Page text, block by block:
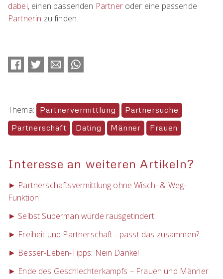
dabei, einen passenden Partneroder eine passende
Partnerin zu finden.
FacebookTwitterE-mail
Thema: Partnervermittlung
Partnersuche
Partnerschaft
Dating Männer Frauen
Interesse an weiteren Artikeln?
► Partnerschaftsvermittlung ohne Wisch- & Weg-
Funktion
► Selbst Superman würde rausgetindert
► Freiheit und Partnerschaft - passt das zusammen?
► Besser-Leben-Tipps: Nein Danke!
► Ende des Geschlechterkampfs – Frauen und Männer